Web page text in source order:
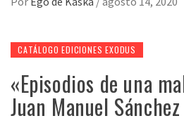
CATÁLOGO EDICIONES EXODUS
«Episodios de una
Juan Manuel